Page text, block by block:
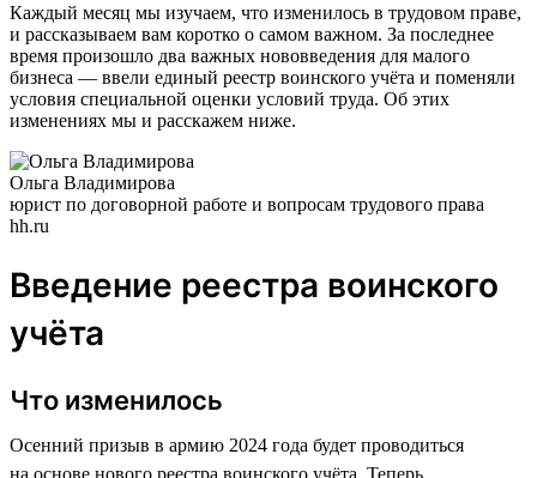
Каждый месяц мы изучаем, что изменилось в трудовом праве,
и рассказываем вам коротко о самом важном. За последнее
время произошло два важных нововведения для малого
бизнеса — ввели единый реестр воинского учёта и поменяли
условия специальной оценки условий труда. Об этих
изменениях мы и расскажем ниже.
Ольга Владимирова
юрист по договорной работе и вопросам трудового права
hh.ru
Введение реестра воинского
учёта
Что изменилось
Осенний призыв в армию 2024 года будет проводиться
на основе нового реестра воинского учёта. Теперь